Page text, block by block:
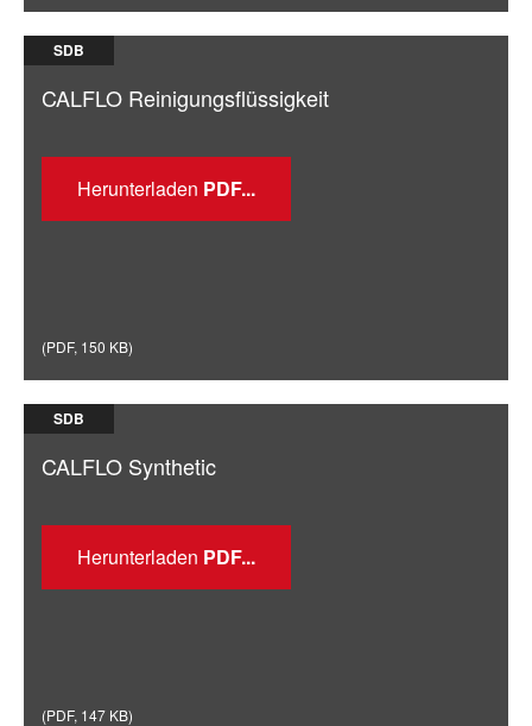
SDB
CALFLO Reinigungsflüssigkeit
Herunterladen
(PDF, 150 KB)
SDB
CALFLO Synthetic
Herunterladen
(PDF, 147 KB)